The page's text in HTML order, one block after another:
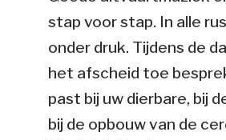
stap voor stap. In alle
onder druk. Tijdens de
het afscheid toe
past bij uw dierbare, bij
bij de opbouw van de